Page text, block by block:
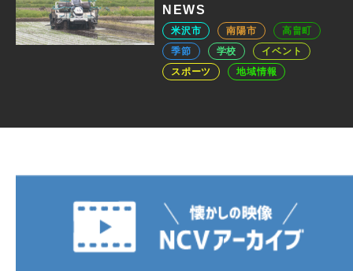
NEWS
米沢市 南陽市
高畠町
季節
学校
イベント
スポーツ
地域情報